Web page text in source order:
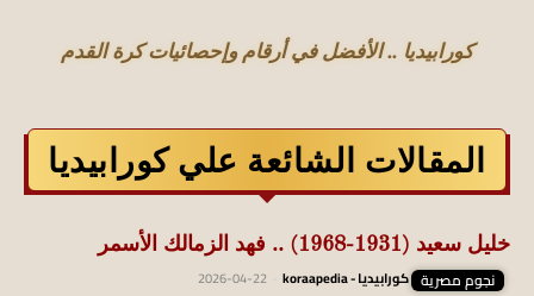
كورابيديا .. الأفضل في أرقام وإحصائيات كرة القدم
المقالات الشائعة علي كورابيديا
خليل سعيد (1931-1968) .. فهد الزمالك الأسمر
نجوم مصرية كورابيديا - koraapedia 2026-04-22